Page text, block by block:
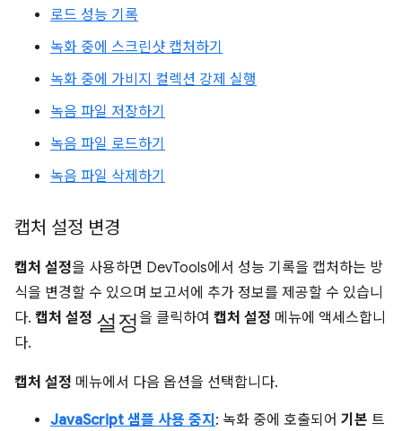
로드 성능 기록
녹화 중에 스크린샷 캡처하기
녹화 중에 가비지 컬렉션 강제 실행
녹음 파일 저장하기
녹음 파일 로드하기
녹음 파일 삭제하기
캡처 설정 변경
캡처 설정을 사용하면 DevTools에서 성능 기록을 캡처하는 방
식을 변경할 수 있으며 보고서에 추가 정보를 제공할 수 있습니
다. 캡처 설정 설정 을 클릭하여 캡처 설정 메뉴에 액세스합니
다.
캡처 설정 메뉴에서 다음 옵션을 선택합니다.
JavaScript 샘플 사용 중지 : 녹화 중에 호출되어 기본 트